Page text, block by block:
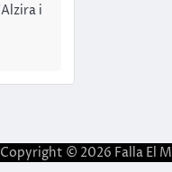
i
Copyright © 2026 Falla El